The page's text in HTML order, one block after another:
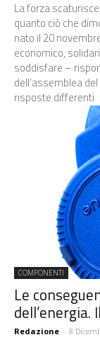
La forza
quanto ciò che
nato il 20
economico,
soddisfare –
dell’assemblea
risposte differenti
COMPONENTI
Le
dell’energia.
Redazione - 8